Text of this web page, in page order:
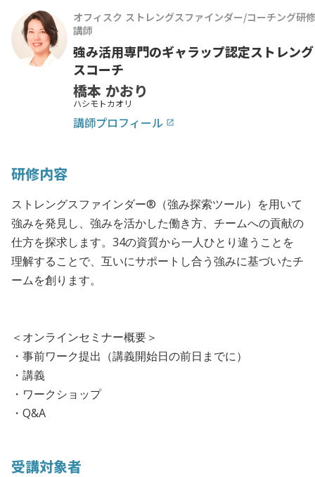
オフィスク ストレングスファインダー/コーチング研修
講師
強み活用専門のギャラップ認定ストレング
スコーチ
橋本 かおり
ハシモトカオリ
講師プロフィール launch
研修内容
ストレングスファインダー®（強み探索ツール）を用いて
強みを発見し、強みを活かした働き方、チームへの貢献の
仕方を探求します。34の資質から一人ひとり違うことを
理解することで、互いにサポートし合う強みに基づいたチ
ームを創ります。
＜オンラインセミナー概要＞
・事前ワーク提出（講義開始日の前日までに）
・講義
・ワークショップ
・Q&A
受講対象者